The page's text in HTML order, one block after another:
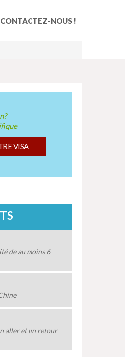
CONTACTEZ-NOUS !
VISA
de au moins 6
aller et un retour